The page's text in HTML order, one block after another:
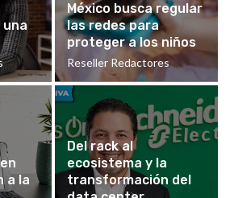
una
México busca regular
las redes para
proteger a los niños
Reseller Redactores
a la
Del rack al
ecosistema y la
transformación del